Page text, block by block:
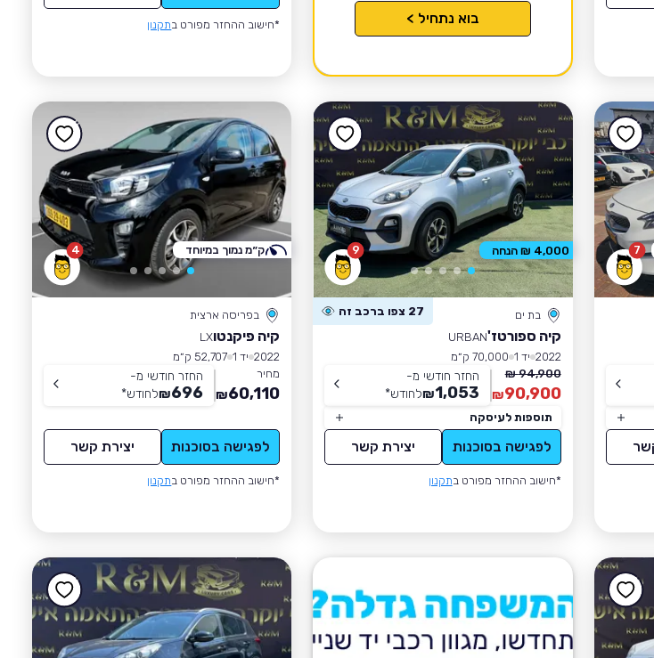
בוא נתחיל > *חישוב ההחזר מפורט בתקנון
7
9
בת ים 27 צפו ברכב זה
קיה ספורטז'URBAN
2022 יד 1
70,000 ק״מ
94,900 ₪
90,900
₪
החזר חודשי מ-
1,053
₪לחודש*
תוספות לעיסקה
לפגישה בסוכנות יצירת קשר
*חישוב ההחזר מפורט בתקנון
4,000 ₪ הנחה 4
בפריסה ארצית
קיה פיקנטוLX
2022 יד 1
52,707 ק״מ
מחיר
60,110
₪
החזר חודשי מ-
696
₪לחודש*
לפגישה בסוכנות יצירת קשר
*חישוב ההחזר מפורט בתקנון
ק״מ נמוך במיוחד